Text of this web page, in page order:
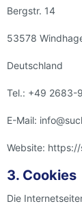
Bergstr. 14
53578
Deutschland
Tel.: +49 2683-
E-Mail:
Website:
3. Cookies
Die